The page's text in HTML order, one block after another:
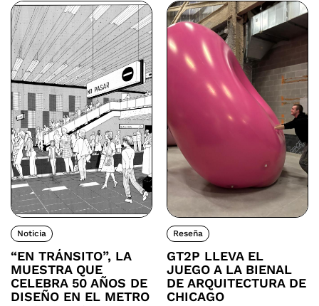
Noticia
“EN TRÁNSITO”, LA
MUESTRA QUE
CELEBRA 50 AÑOS DE
DISEÑO EN EL METRO
Reseña
GT2P LLEVA EL
JUEGO A LA BIENAL
DE ARQUITECTURA DE
CHICAGO